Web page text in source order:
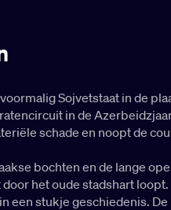
Sojvetstaat in de
in de
schade en noopt de
bochten en de lange
het oude stadshart
stukje geschiedenis.